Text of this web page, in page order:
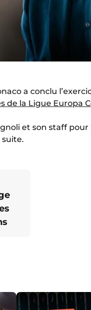
a conclu
de la Ligue Europa
et son staff